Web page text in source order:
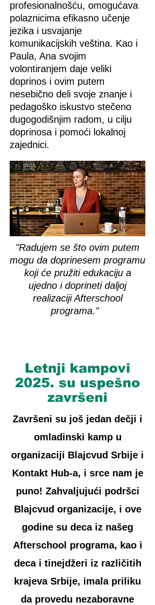
profesionalnošću, omogućava
polaznicima efikasno učenje
jezika i usvajanje
komunikacijskih veština. Kao i
Paula, Ana svojim
volontiranjem daje veliki
doprinos i ovim putem
nesebično deli svoje znanje i
pedagoško iskustvo stečeno
dugogodišnjim radom, u cilju
doprinosa i pomoći lokalnoj
zajednici.
"Radujem se što ovim putem
mogu da doprinesem programu
koji će pružiti edukaciju a
ujedno i doprineti daljoj
realizaciji Afterschool
programa."
Letnji kampovi
2025. su uspešno
završeni
Završeni su još jedan dečji i
omladinski kamp u
organizaciji Blajcvud Srbije i
Kontakt Hub-a, i srce nam je
puno! Zahvaljujući podršci
Blajcvud organizacije, i ove
godine su deca iz našeg
Afterschool programa, kao i
deca i tinejdžeri iz različitih
krajeva Srbije, imala priliku
da provedu nezaboravne